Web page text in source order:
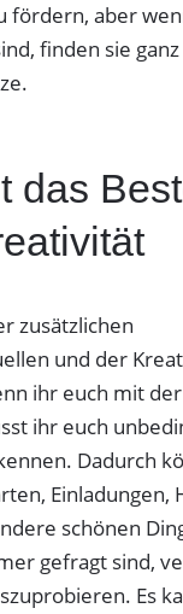
fördern, aber
finden sie
das
zusätzlichen
und der
ihr euch mit
ihr euch
Dadurch
Einladungen,
schönen
gefragt sind,
Es